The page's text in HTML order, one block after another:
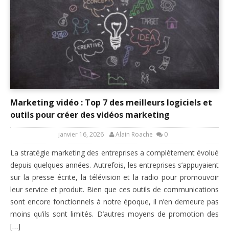
Marketing vidéo : Top 7 des meilleurs logiciels et
outils pour créer des vidéos marketing
janvier 16, 2026 Alain Roache 0
La stratégie marketing des entreprises a complètement évolué
depuis quelques années. Autrefois, les entreprises s’appuyaient
sur la presse écrite, la télévision et la radio pour promouvoir
leur service et produit. Bien que ces outils de communications
sont encore fonctionnels à notre époque, il n’en demeure pas
moins qu’ils sont limités. D’autres moyens de promotion des
[…]